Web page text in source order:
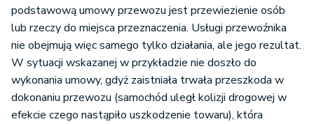
podstawową umowy przewozu jest przewiezienie osób
lub rzeczy do miejsca przeznaczenia. Usługi przewoźnika
nie obejmują więc samego tylko działania, ale jego rezultat.
W sytuacji wskazanej w przykładzie nie doszło do
wykonania umowy, gdyż zaistniała trwała przeszkoda w
dokonaniu przewozu (samochód uległ kolizji drogowej w
efekcie czego nastąpiło uszkodzenie towaru), która